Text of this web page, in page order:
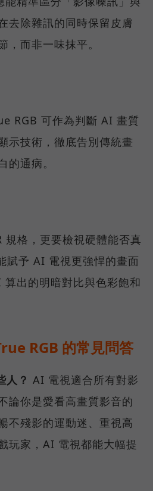
去除雜訊的同時保留皮膚
，而非一味抹平。
RGB 可作為判斷 AI 畫質
示技術，徹底告別傳統畫
的通病。
規格，更要檢視硬體能否真
賦予 AI 電視更強悍的畫面
出的明暗對比與色彩飽和
RGB 的常見問答
人？ AI 電視適合所有對影
論你是愛看高畫質影音的
不殘影的運動迷、重視高
玩家，AI 電視都能大幅提